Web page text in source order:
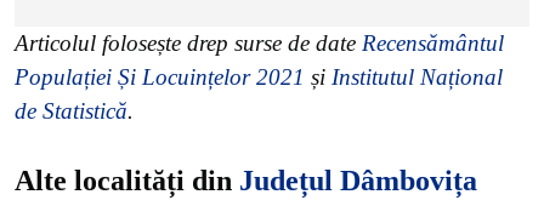
Articolul folosește drep surse de date Recensământul
Populației Și Locuințelor 2021 și Institutul Național
de Statistică.
Alte localități din Județul Dâmbovița